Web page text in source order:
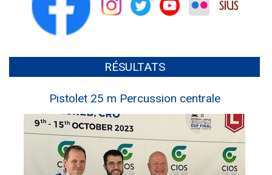
RÉSULTATS
Pistolet 25 m Percussion centrale